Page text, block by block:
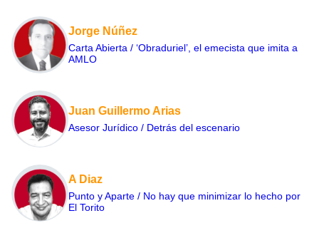
Jorge Núñez
Carta Abierta / ‘Obraduriel’, el emecista que imita a
AMLO
Juan Guillermo Arias
Asesor Jurídico / Detrás del escenario
A Diaz
Punto y Aparte / No hay que minimizar lo hecho por
El Torito